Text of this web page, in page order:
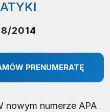
2014
PRENUMERATĘ
nowym numerze APA